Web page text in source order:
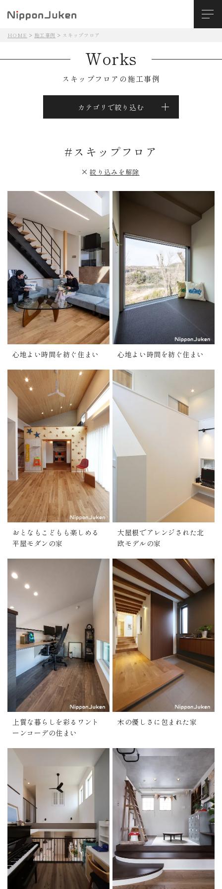
HOME 施工事例 スキップフロア
Works
スキップフロアの施工事例
カテゴリで絞り込む
#スキップフロア
絞り込みを解除
心地よい時間を紡ぐ住まい 心地よい時間を紡ぐ住まい
おとなもこどもも楽しめる
平屋モダンの家
大屋根でアレンジされた北
欧モデルの家
上質な暮らしを彩るワント
ーンコーデの住まい
木の優しさに包まれた家